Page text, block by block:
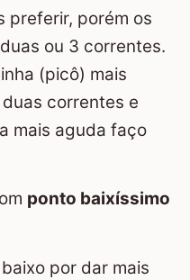
preferir, porém os
ou 3 correntes.
(picô) mais
correntes e
mais aguda faço
ponto baixíssimo
por dar mais